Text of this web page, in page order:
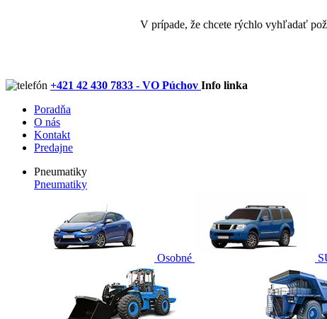
V prípade, že chcete rýchlo vyhľadať
+421 42 430 7833 - VO Púchov Info linka
Poradňa
O nás
Kontakt
Predajne
Pneumatiky
Pneumatiky
Osobné